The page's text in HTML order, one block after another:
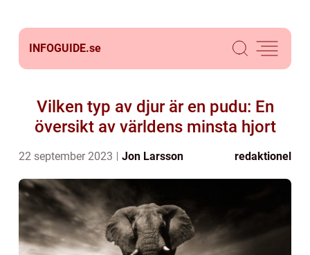
INFOGUIDE.se
Vilken typ av djur är en pudu: En
översikt av världens minsta hjort
22 september 2023 Jon Larsson redaktionel